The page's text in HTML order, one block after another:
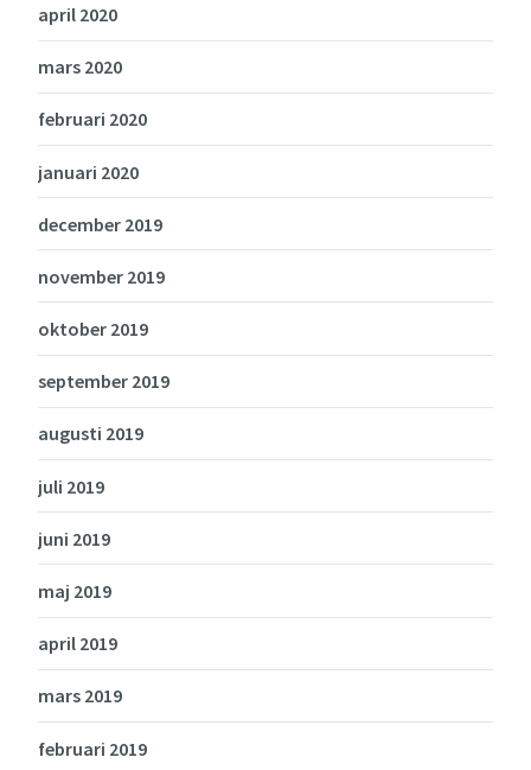
april 2020
mars 2020
februari 2020
januari 2020
december 2019
november 2019
oktober 2019
september 2019
augusti 2019
juli 2019
juni 2019
maj 2019
april 2019
mars 2019
februari 2019